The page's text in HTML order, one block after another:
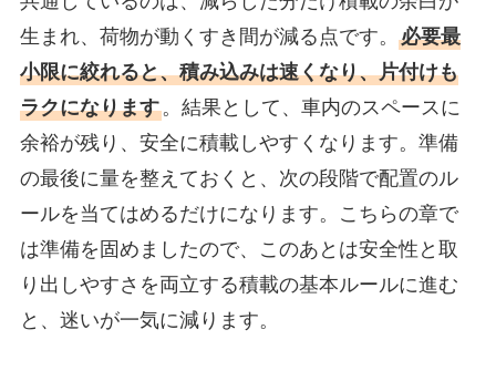
生まれ、荷物が動くすき間が減る点です。 必要最
小限に絞れると、積み込みは速くなり、片付けも
ラクになります。結果として、車内のスペースに
余裕が残り、安全に積載しやすくなります。準備
の最後に量を整えておくと、次の段階で配置のル
ールを当てはめるだけになります。こちらの章で
は準備を固めましたので、このあとは安全性と取
り出しやすさを両立する積載の基本ルールに進む
と、迷いが一気に減ります。